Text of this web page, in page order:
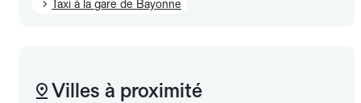
Taxi à la gare de Bayonne
Villes à proximité